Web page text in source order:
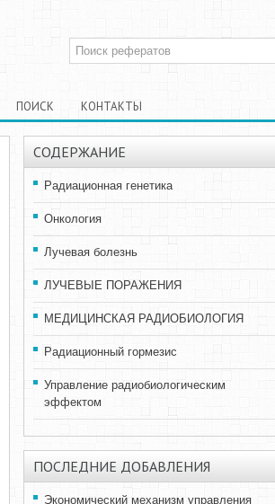
ПОИСК КОНТАКТЫ
СОДЕРЖАНИЕ
Радиационная генетика
Онкология
Лучевая болезнь
ЛУЧЕВЫЕ ПОРАЖЕНИЯ
МЕДИЦИНСКАЯ РАДИОБИОЛОГИЯ
Радиационный гормезис
Управление радиобиологическим
эффектом
ПОСЛЕДНИЕ ДОБАВЛЕНИЯ
Экономический механизм управления